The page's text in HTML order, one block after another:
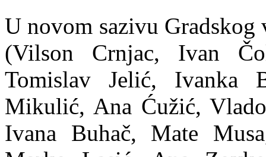
U novom sazivu
(Vilson Crnjac, Ivan
Tomislav Jelić, Ivanka
Mikulić, Ana Ćužić,
Ivana Buhač, Mate